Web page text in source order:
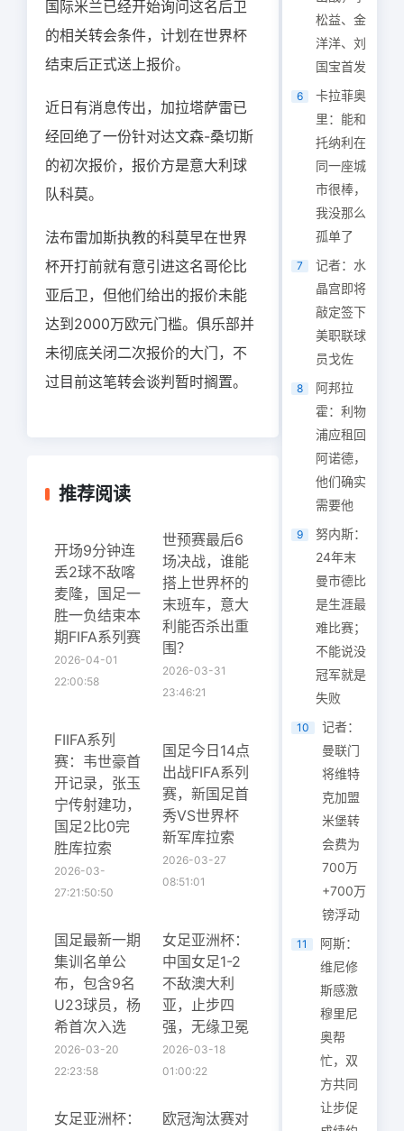
国际米兰已经开始询问这名后卫
的相关转会条件，计划在世界杯
结束后正式送上报价。
近日有消息传出，加拉塔萨雷已
经回绝了一份针对达文森-桑切斯
的初次报价，报价方是意大利球
队科莫。
法布雷加斯执教的科莫早在世界
杯开打前就有意引进这名哥伦比
亚后卫，但他们给出的报价未能
达到2000万欧元门槛。俱乐部并
未彻底关闭二次报价的大门，不
过目前这笔转会谈判暂时搁置。
推荐阅读
开场9分钟连
丢2球不敌喀
麦隆，国足一
胜一负结束本
期FIFA系列赛
2026-04-01
22:00:58
世预赛最后6
场决战，谁能
搭上世界杯的
末班车，意大
利能否杀出重
围？
2026-03-31
23:46:21
FIIFA系列
赛：韦世豪首
开记录，张玉
宁传射建功，
国足2比0完
胜库拉索
2026-03-
27:21:50:50
国足今日14点
出战FIFA系列
赛，新国足首
秀VS世界杯
新军库拉索
2026-03-27
08:51:01
国足最新一期
集训名单公
布，包含9名
U23球员，杨
希首次入选
2026-03-20
22:23:58
女足亚洲杯：
中国女足1-2
不敌澳大利
亚，止步四
强，无缘卫冕
2026-03-18
01:00:22
女足亚洲杯： 欧冠淘汰赛对
松益、金
洋洋、刘
国宝首发
6
卡拉菲奥
里：能和
托纳利在
同一座城
市很棒，
我没那么
孤单了
7
记者：水
晶宫即将
敲定签下
美职联球
员戈佐
8
阿邦拉
霍：利物
浦应租回
阿诺德，
他们确实
需要他
9
努内斯：
24年末
曼市德比
是生涯最
难比赛；
不能说没
冠军就是
失败
10
记者：
曼联门
将维特
克加盟
米堡转
会费为
700万
+700万
镑浮动
11
阿斯：
维尼修
斯感激
穆里尼
奥帮
忙，双
方共同
让步促